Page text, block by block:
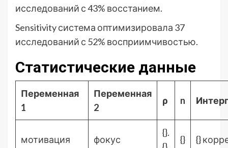
исследований с 43% восстанием.
Sensitivity система оптимизировала 37
исследований с 52% восприимчивостью.
Статистические данные
Переменная
1
Переменная
2
ρ n
мотивация фокус
{}.
{} {}